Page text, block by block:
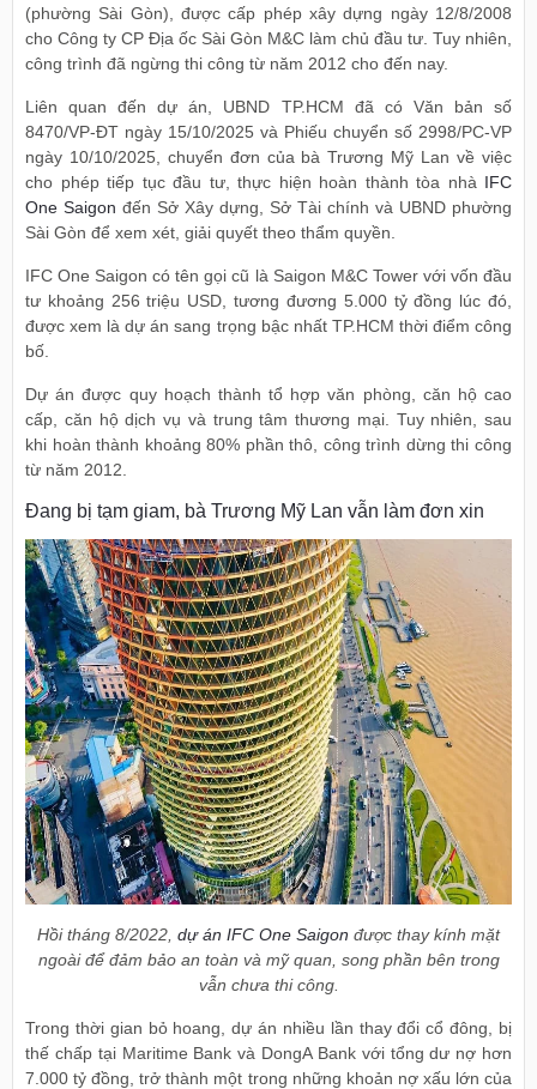
(phường Sài Gòn), được cấp phép xây dựng ngày 12/8/2008
cho Công ty CP Địa ốc Sài Gòn M&C làm chủ đầu tư. Tuy nhiên,
công trình đã ngừng thi công từ năm 2012 cho đến nay.
Liên quan đến dự án, UBND TP.HCM đã có Văn bản số
8470/VP-ĐT ngày 15/10/2025 và Phiếu chuyển số 2998/PC-VP
ngày 10/10/2025, chuyển đơn của bà Trương Mỹ Lan về việc
cho phép tiếp tục đầu tư, thực hiện hoàn thành tòa nhà IFC
One Saigon đến Sở Xây dựng, Sở Tài chính và UBND phường
Sài Gòn để xem xét, giải quyết theo thẩm quyền.
IFC One Saigon có tên gọi cũ là Saigon M&C Tower với vốn đầu
tư khoảng 256 triệu USD, tương đương 5.000 tỷ đồng lúc đó,
được xem là dự án sang trọng bậc nhất TP.HCM thời điểm công
bố.
Dự án được quy hoạch thành tổ hợp văn phòng, căn hộ cao
cấp, căn hộ dịch vụ và trung tâm thương mại. Tuy nhiên, sau
khi hoàn thành khoảng 80% phần thô, công trình dừng thi công
từ năm 2012.
Đang bị tạm giam, bà Trương Mỹ Lan vẫn làm đơn xin
Hồi tháng 8/2022, dự án IFC One Saigon được thay kính mặt
ngoài để đảm bảo an toàn và mỹ quan, song phần bên trong
vẫn chưa thi công.
Trong thời gian bỏ hoang, dự án nhiều lần thay đổi cổ đông, bị
thế chấp tại Maritime Bank và DongA Bank với tổng dư nợ hơn
7.000 tỷ đồng, trở thành một trong những khoản nợ xấu lớn của